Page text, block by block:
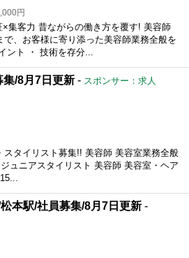
円
×集客力 昔ながらの働き方を覆す! 美容師
、お客様に寄り添った美容師業務全般を
ント ・ 技術を存分...
集/8月7日更新 - スポンサー：求人
スタイリスト募集!! 美容師 美容室業務全般
ュニアスタイリスト 美容師 美容室・ヘア
本駅/社員募集/8月7日更新 -